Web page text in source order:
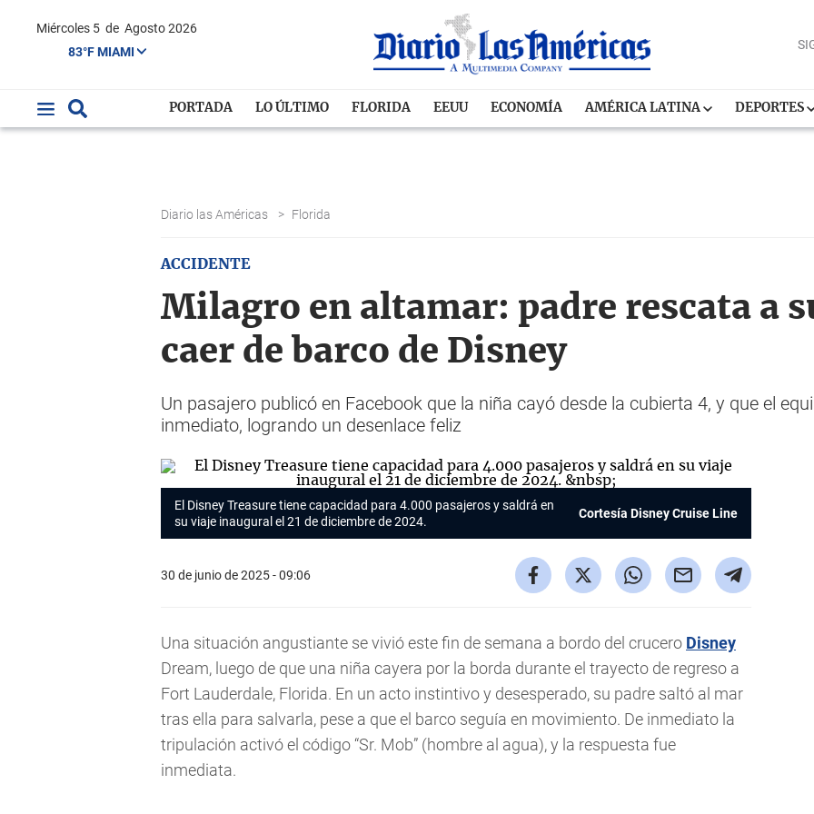
Miércoles 5 de Agosto 2026
83°F MIAMI
PORTADA LO ÚLTIMO FLORIDA EEUU ECONOMÍA AMÉRICA LATINA DEPORTES
Diario las Américas > Florida
ACCIDENTE
Milagro en altamar: padre rescata a
caer de barco de Disney
Un pasajero publicó en Facebook que la niña cayó desde la cubierta 4, y que el
inmediato, logrando un desenlace feliz
El Disney Treasure tiene capacidad para 4.000 pasajeros y saldrá en
su viaje inaugural el 21 de diciembre de 2024.
Cortesía Disney Cruise Line
30 de junio de 2025 - 09:06
Una situación angustiante se vivió este fin de semana a bordo del crucero Disney
Dream, luego de que una niña cayera por la borda durante el trayecto de regreso a
Fort Lauderdale, Florida. En un acto instintivo y desesperado, su padre saltó al mar
tras ella para salvarla, pese a que el barco seguía en movimiento. De inmediato la
tripulación activó el código “Sr. Mob” (hombre al agua), y la respuesta fue
inmediata.